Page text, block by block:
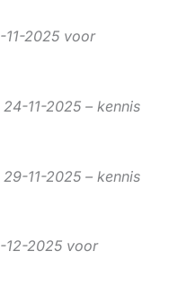
2025 voor
11-2025 – kennis
11-2025 – kennis
12-2025 voor